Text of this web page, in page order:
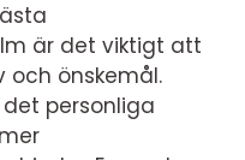
är det viktigt att
och önskemål.
personliga